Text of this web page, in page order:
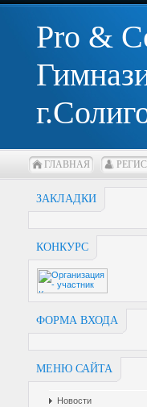
Pro &
ГЛАВНАЯ
ЗАКЛАДКИ
КОНКУРС
ФОРМА ВХОДА
МЕНЮ САЙТА
Новости